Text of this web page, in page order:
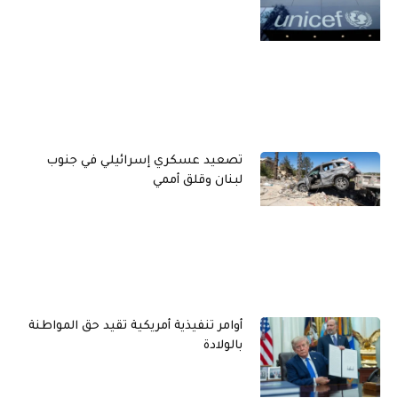
تصعيد عسكري إسرائيلي في جنوب
لبنان وقلق أممي
أوامر تنفيذية أمريكية تقيد حق المواطنة
بالولادة